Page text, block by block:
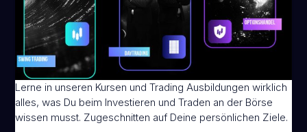
Lerne in unseren Kursen und Trading Ausbildungen wirklich
alles, was Du beim Investieren und Traden an der Börse
wissen musst. Zugeschnitten auf Deine persönlichen Ziele.